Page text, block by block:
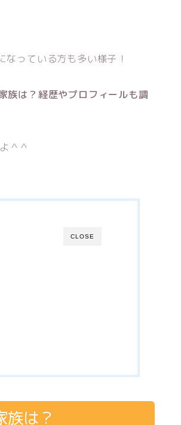
っている方も多い様子！
族は？経歴やプロフィールも調
＾＾
CLOSE
族は？